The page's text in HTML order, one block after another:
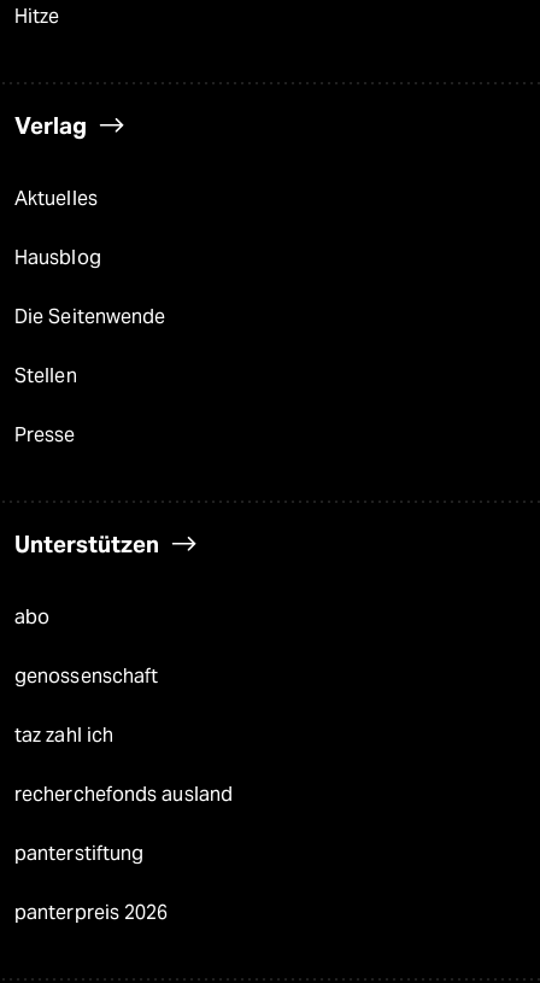
Hitze
Verlag
Aktuelles
Hausblog
Die Seitenwende
Stellen
Presse
Unterstützen
abo
genossenschaft
taz zahl ich
recherchefonds ausland
panterstiftung
panterpreis 2026